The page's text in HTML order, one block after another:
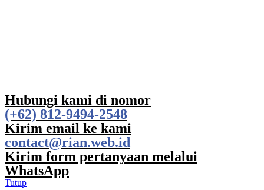
Hubungi kami di nomor
(+62) 812-9494-2548
Kirim email ke kami
contact@rian.web.id
Kirim form pertanyaan melalui
WhatsApp
Tutup